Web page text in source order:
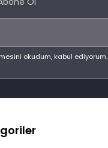
okudum, kabul ediyorum.